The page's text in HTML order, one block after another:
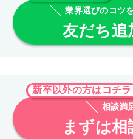
業界選びのコツ
友だち追
新卒以外の方はコチラ
相談満
まずは